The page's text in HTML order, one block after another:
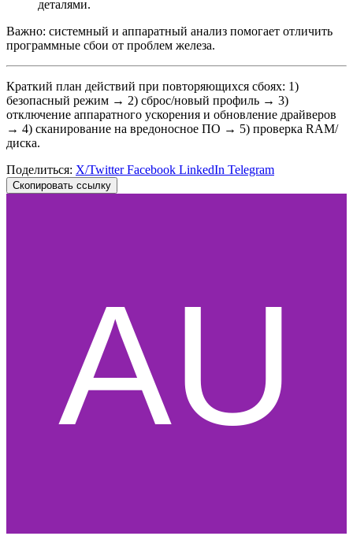
деталями.
Важно: системный и аппаратный анализ помогает отличить
программные сбои от проблем железа.
Краткий план действий при повторяющихся сбоях: 1)
безопасный режим → 2) сброс/новый профиль → 3)
отключение аппаратного ускорения и обновление драйверов
→ 4) сканирование на вредоносное ПО → 5) проверка RAM/
диска.
Поделиться: X/TwitterFacebook LinkedIn Telegram
Скопировать ссылку